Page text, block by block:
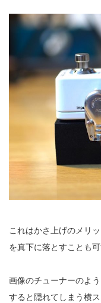
これはかさ上げのメリ
を真下に落とすことも可
画像のチューナーのよ
すると隠れてしまう横